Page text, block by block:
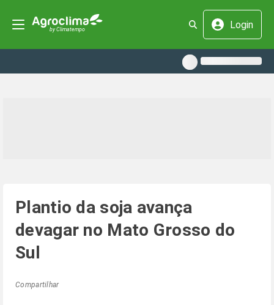
Login
Plantio da soja avança
devagar no Mato Grosso do
Sul
Compartilhar